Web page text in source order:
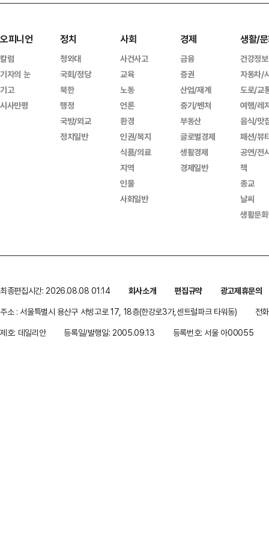
오피니언
칼럼
기자의 눈
기고
시사만평
정치
청와대
국회/정당
북한
행정
국방/외교
정치일반
사회
사건사고
교육
노동
언론
환경
인권/복지
식품/의료
지역
인물
사회일반
경제
금융
증권
산업/재계
중기/벤처
부동산
글로벌경제
생활경제
경제일반
생활/
건강정보
자동차/
도로/교
여행/레
음식/맛
패션/뷰
공연/전
책
종교
날씨
생활문
최종편집시간: 2026.08.08 01:14 회사소개 편집규약
광고제휴문의
주소 : 서울특별시 용산구 서빙고로 17, 18층(한강로3가,센트럴파크 타워동)
전
제호: 데일리안
등록일/발행일: 2005.09.13 등록번호: 서울 아00055